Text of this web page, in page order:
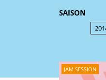
SAISON
JAM SESSION